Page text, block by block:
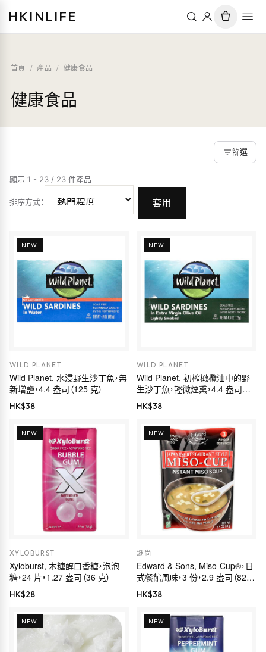
HKINLIFE
首頁 / 產品 / 健康食品
健康食品
篩選
顯示 1 - 23 / 23 件產品
排序方式： 套用
NEW
WILD PLANET
Wild Planet, 水浸野生沙丁魚，無
新增鹽，4.4 盎司（125 克）
HK$38
NEW
WILD PLANET
Wild Planet, 初榨橄欖油中的野
生沙丁魚，輕微煙熏，4.4 盎司
（125 克）
HK$38
NEW
XYLOBURST
Xyloburst, 木糖醇口香糖，泡泡
糖，24 片，1.27 盎司（36 克）
HK$28
NEW
謎尚
Edward & Sons, Miso-Cup®，日
式餐館風味，3 份，2.9 盎司（82
克）
HK$38
NEW NEW